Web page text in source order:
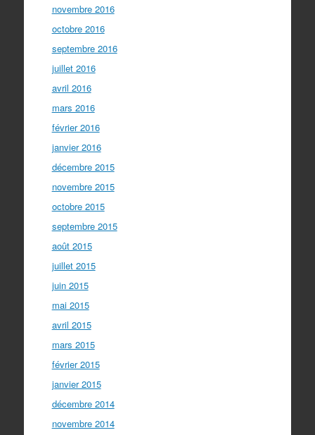
novembre 2016
octobre 2016
septembre 2016
juillet 2016
avril 2016
mars 2016
février 2016
janvier 2016
décembre 2015
novembre 2015
octobre 2015
septembre 2015
août 2015
juillet 2015
juin 2015
mai 2015
avril 2015
mars 2015
février 2015
janvier 2015
décembre 2014
novembre 2014